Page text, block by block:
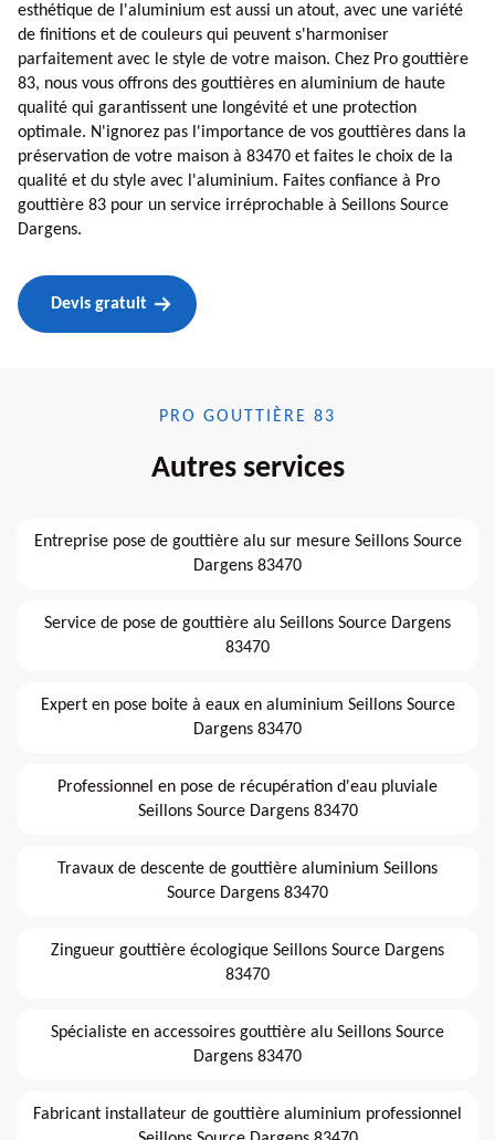
esthétique de l'aluminium est aussi un atout, avec une variété
de finitions et de couleurs qui peuvent s'harmoniser
parfaitement avec le style de votre maison. Chez Pro gouttière
83, nous vous offrons des gouttières en aluminium de haute
qualité qui garantissent une longévité et une protection
optimale. N'ignorez pas l'importance de vos gouttières dans la
préservation de votre maison à 83470 et faites le choix de la
qualité et du style avec l'aluminium. Faites confiance à Pro
gouttière 83 pour un service irréprochable à Seillons Source
Dargens.
Devis gratuit
PRO GOUTTIÈRE 83
Autres services
Entreprise pose de gouttière alu sur mesure Seillons Source
Dargens 83470
Service de pose de gouttière alu Seillons Source Dargens
83470
Expert en pose boite à eaux en aluminium Seillons Source
Dargens 83470
Professionnel en pose de récupération d'eau pluviale
Seillons Source Dargens 83470
Travaux de descente de gouttière aluminium Seillons
Source Dargens 83470
Zingueur gouttière écologique Seillons Source Dargens
83470
Spécialiste en accessoires gouttière alu Seillons Source
Dargens 83470
Fabricant installateur de gouttière aluminium professionnel